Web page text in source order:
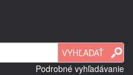
Podrobné vyhľadávanie